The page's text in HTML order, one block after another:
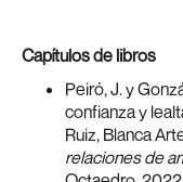
Capítulos de libros
Peiró, J. y
confianza y
Ruiz, Blanca
relaciones de